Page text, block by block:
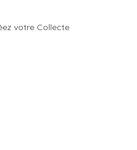
votre Collecte